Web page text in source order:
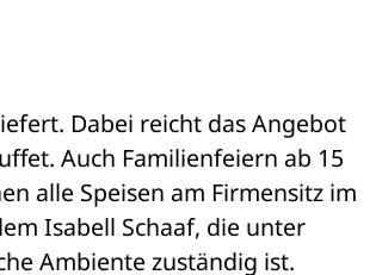
Dabei reicht das Angebot
Auch Familienfeiern ab 15
alle Speisen am Firmensitz im
Isabell Schaaf, die unter
Ambiente zuständig ist.